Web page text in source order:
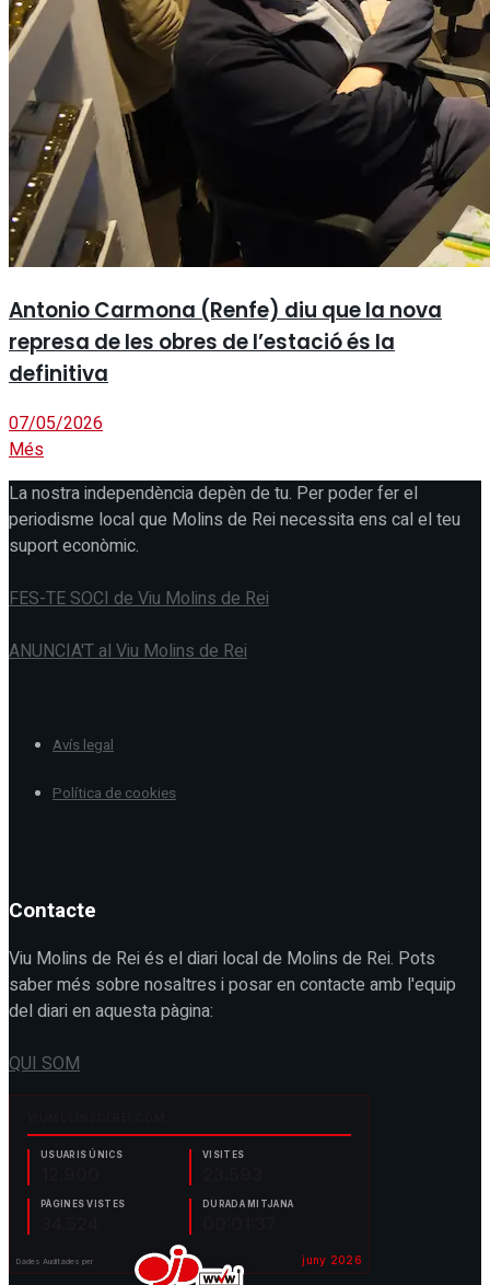
Antonio Carmona (Renfe) diu que la nova
represa de les obres de l’estació és la
definitiva
07/05/2026
Més
La nostra independència depèn de tu. Per poder fer el
periodisme local que Molins de Rei necessita ens cal el teu
suport econòmic.
FES-TE SOCI de Viu Molins de Rei
ANUNCIA'T al Viu Molins de Rei
Avís legal
Política de cookies
Contacte
Viu Molins de Rei és el diari local de Molins de Rei. Pots
saber més sobre nosaltres i posar en contacte amb l'equip
del diari en aquesta pàgina:
QUI SOM